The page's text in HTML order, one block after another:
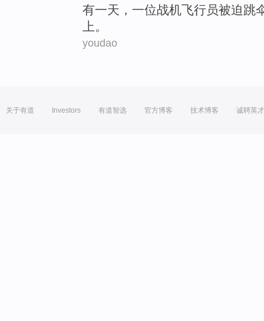
有一天 ， 一位战机飞行员被迫跳
上。
youdao
关于有道 Investors 有道智选 官方博客 技术博客 诚聘英才